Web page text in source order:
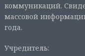
коммуникаций.
массовой
года.
Учредитель: